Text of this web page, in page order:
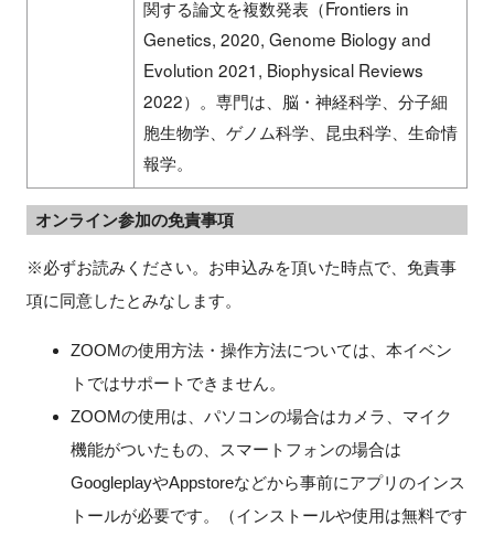
関する論文を複数発表（Frontiers in
Genetics, 2020, Genome Biology and
Evolution 2021, Biophysical Reviews
2022）。専門は、脳・神経科学、分子細
胞生物学、ゲノム科学、昆虫科学、生命情
報学。
オンライン参加の免責事項
※必ずお読みください。お申込みを頂いた時点で、免責事
項に同意したとみなします。
ZOOMの使用方法・操作方法については、本イベン
トではサポートできません。
ZOOMの使用は、パソコンの場合はカメラ、マイク
機能がついたもの、スマートフォンの場合は
GoogleplayやAppstoreなどから事前にアプリのインス
トールが必要です。（インストールや使用は無料です